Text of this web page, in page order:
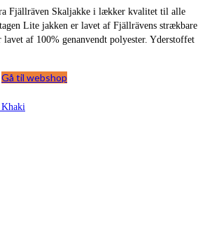
Fjällräven Skaljakke i lækker kvalitet til alle
Lite jakken er lavet af Fjällrävens strækbare
af 100% genanvendt polyester. Yderstoffet
pris
Gå til webshop